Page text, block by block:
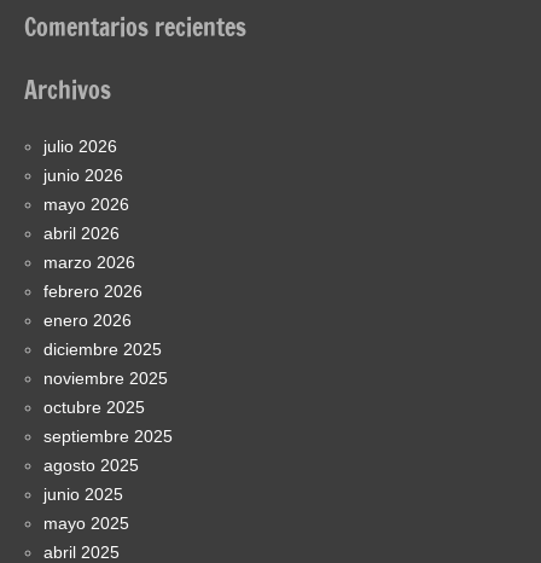
Comentarios recientes
Archivos
julio 2026
junio 2026
mayo 2026
abril 2026
marzo 2026
febrero 2026
enero 2026
diciembre 2025
noviembre 2025
octubre 2025
septiembre 2025
agosto 2025
junio 2025
mayo 2025
abril 2025